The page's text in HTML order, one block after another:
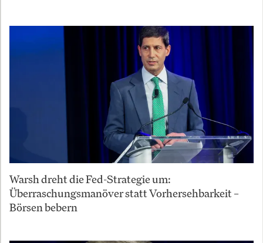
Warsh dreht die Fed-Strategie um:
Überraschungsmanöver statt Vorhersehbarkeit –
Börsen bebern